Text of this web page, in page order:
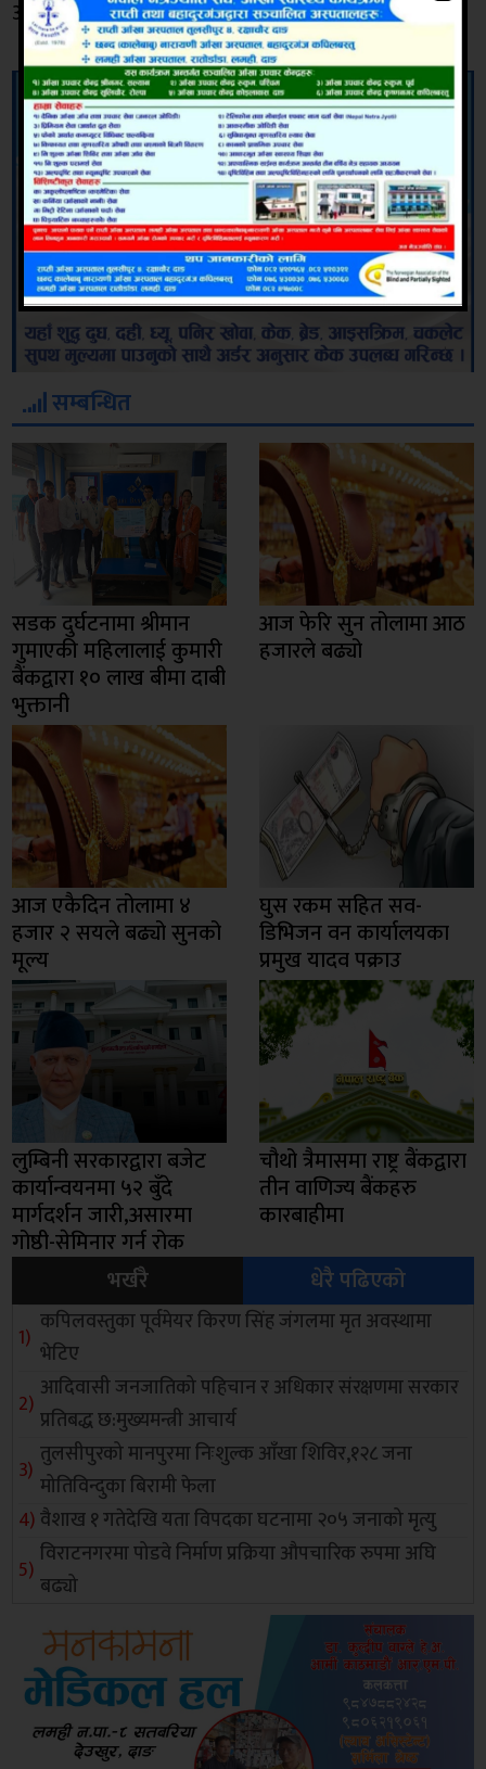
अनलाइनखबर
सम्बन्धित
सडक दुर्घटनामा श्रीमान
गुमाएकी महिलालाई कुमारी
बैंकद्वारा १० लाख बीमा दाबी
भुक्तानी
आज फेरि सुन तोलामा आठ
हजारले बढ्यो
आज एकैदिन तोलामा ४
हजार २ सयले बढ्यो सुनको
मूल्य
घुस रकम सहित सव-
डिभिजन वन कार्यालयका
प्रमुख यादव पक्राउ
लुम्बिनी सरकारद्वारा बजेट
कार्यान्वयनमा ५२ बुँदे
मार्गदर्शन जारी,असारमा
गोष्ठी-सेमिनार गर्न रोक
चौथो त्रैमासमा राष्ट्र बैंकद्वारा
तीन वाणिज्य बैंकहरु
कारबाहीमा
भर्खरै
धेरै पढिएको
कपिलवस्तुका पूर्वमेयर किरण सिंह जंगलमा मृत अवस्थामा
भेटिए
आदिवासी जनजातिको पहिचान र अधिकार संरक्षणमा सरकार
प्रतिबद्ध छ:मुख्यमन्त्री आचार्य
तुलसीपुरको मानपुरमा निःशुल्क आँखा शिविर,१२८ जना
मोतिविन्दुका बिरामी फेला
वैशाख १ गतेदेखि यता विपदका घटनामा २०५ जनाको मृत्यु
विराटनगरमा पोडवे निर्माण प्रक्रिया औपचारिक रुपमा अघि
बढ्यो